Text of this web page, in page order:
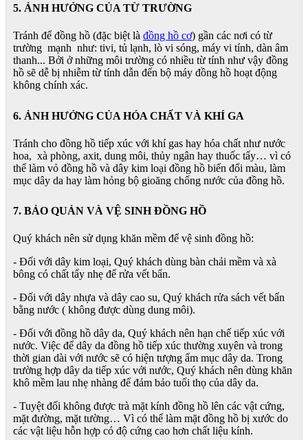
5. ẢNH HƯỞNG CỦA TỪ TRƯỜNG
Tránh để đồng hồ (đặc biệt là đồng hồ cơ) gần các nơi có từ
trường mạnh như: tivi, tủ lạnh, lò vi sóng, máy vi tính, dàn âm
thanh... Bởi ở những môi trường có nhiều từ tính như vậy đồng
hồ sẽ dễ bị nhiễm từ tính dẫn đến bộ máy đồng hồ hoạt động
không chính xác.
6. ẢNH HƯỞNG CỦA HÓA CHẤT VÀ KHÍ GA
Tránh cho đồng hồ tiếp xúc với khí gas hay hóa chất như nước
hoa, xà phòng, axit, dung môi, thủy ngân hay thuốc tẩy… vì có
thể làm vỏ đồng hồ và dây kim loại đồng hồ biến đổi màu, làm
mục dây da hay làm hỏng bộ gioăng chống nước của đồng hồ.
7. BẢO QUẢN VÀ VỆ SINH ĐỒNG HỒ
Quý khách nên sử dụng khăn mềm để vệ sinh đồng hồ:
- Đối với dây kim loại, Quý khách dùng bàn chải mềm và xà
bông có chất tẩy nhẹ để rửa vết bẩn.
- Đối với dây nhựa và dây cao su, Quý khách rửa sách vết bẩn
bằng nước ( không được dùng dung môi).
- Đối với đồng hồ dây da, Quý khách nên hạn chế tiếp xúc với
nước. Việc để dây da đồng hồ tiếp xúc thường xuyên và trong
thời gian dài với nước sẽ có hiện tượng ẩm mục dây da. Trong
trường hợp dây da tiếp xúc với nước, Quý khách nên dùng khăn
khô mềm lau nhẹ nhàng để đảm bảo tuổi thọ của dây da.
- Tuyệt đối không được trà mặt kính đồng hồ lên các vật cứng,
mặt đường, mặt tường… Vì có thể làm mặt đồng hồ bị xước do
các vật liệu hỗn hợp có độ cứng cao hơn chất liệu kính.